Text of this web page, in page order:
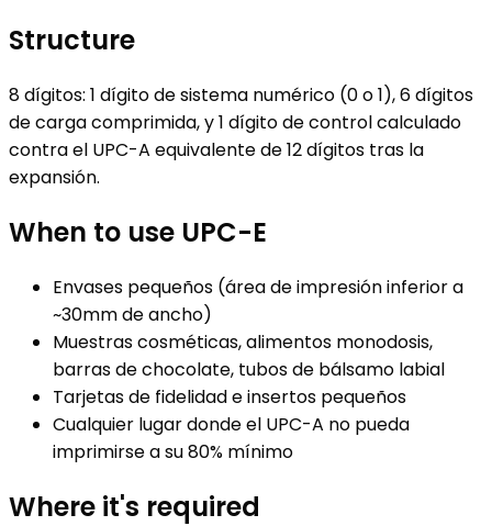
Structure
8 dígitos: 1 dígito de sistema numérico (0 o 1), 6 dígitos
de carga comprimida, y 1 dígito de control calculado
contra el UPC-A equivalente de 12 dígitos tras la
expansión.
When to use UPC-E
Envases pequeños (área de impresión inferior a
~30mm de ancho)
Muestras cosméticas, alimentos monodosis,
barras de chocolate, tubos de bálsamo labial
Tarjetas de fidelidad e insertos pequeños
Cualquier lugar donde el UPC-A no pueda
imprimirse a su 80% mínimo
Where it's required